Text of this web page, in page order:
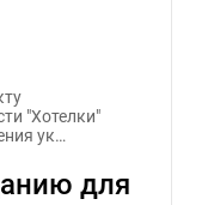
"Хотелки"
ук…
для